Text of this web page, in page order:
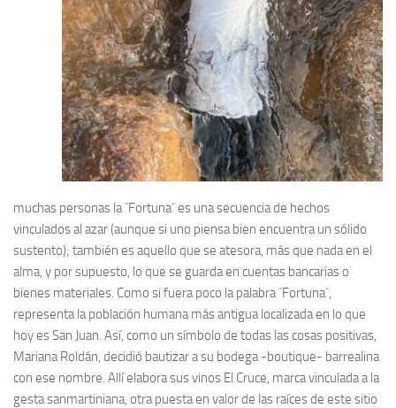
muchas personas la ´Fortuna´ es una secuencia de hechos
vinculados al azar (aunque si uno piensa bien encuentra un sólido
sustento); también es aquello que se atesora, más que nada en el
alma, y por supuesto, lo que se guarda en cuentas bancarias o
bienes materiales. Como si fuera poco la palabra ´Fortuna´,
representa la población humana más antigua localizada en lo que
hoy es San Juan. Así, como un símbolo de todas las cosas positivas,
Mariana Roldán, decidió bautizar a su bodega -boutique- barrealina
con ese nombre. Allí elabora sus vinos El Cruce, marca vinculada a la
gesta sanmartiniana, otra puesta en valor de las raíces de este sitio